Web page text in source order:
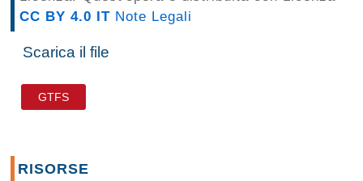
CC BY 4.0 IT Note Legali
Scarica il file
GTFS
RISORSE